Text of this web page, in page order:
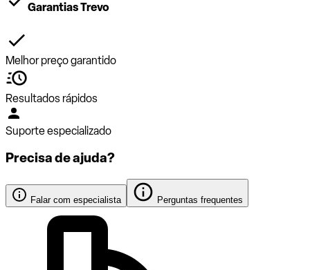
Garantias Trevo
Melhor preço garantido
Resultados rápidos
Suporte especializado
Precisa de ajuda?
Falar com especialista Perguntas frequentes